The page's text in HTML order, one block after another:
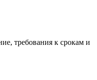
требования к срокам и